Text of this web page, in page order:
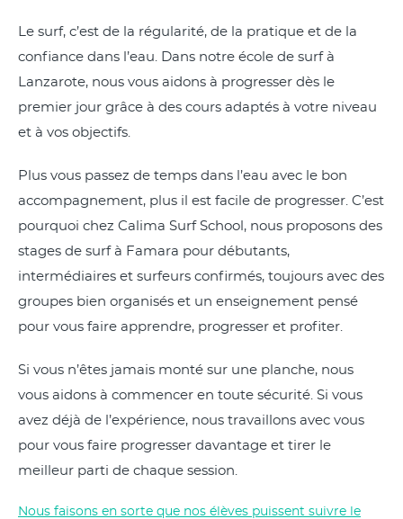
Le surf, c’est de la régularité, de la pratique et de la
confiance dans l’eau. Dans notre école de surf à
Lanzarote, nous vous aidons à progresser dès le
premier jour grâce à des cours adaptés à votre niveau
et à vos objectifs.
Plus vous passez de temps dans l’eau avec le bon
accompagnement, plus il est facile de progresser. C’est
pourquoi chez Calima Surf School, nous proposons des
stages de surf à Famara pour débutants,
intermédiaires et surfeurs confirmés, toujours avec des
groupes bien organisés et un enseignement pensé
pour vous faire apprendre, progresser et profiter.
Si vous n’êtes jamais monté sur une planche, nous
vous aidons à commencer en toute sécurité. Si vous
avez déjà de l’expérience, nous travaillons avec vous
pour vous faire progresser davantage et tirer le
meilleur parti de chaque session.
Nous faisons en sorte que nos élèves puissent suivre le